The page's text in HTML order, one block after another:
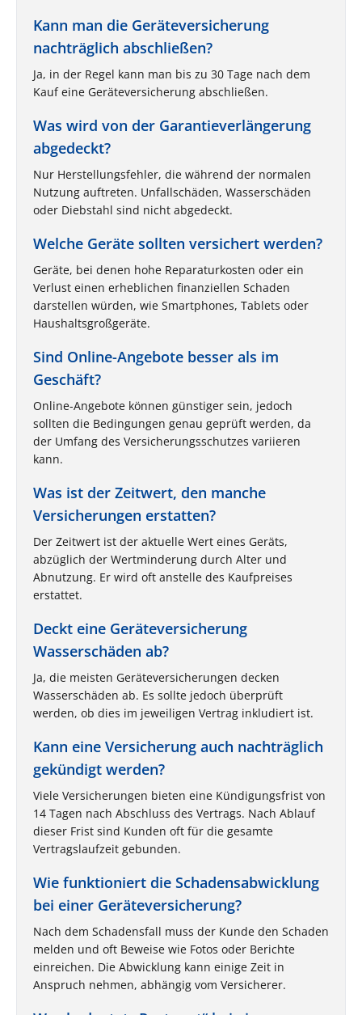
Kann man die Geräteversicherung
nachträglich abschließen?
Ja, in der Regel kann man bis zu 30 Tage nach dem
Kauf eine Geräteversicherung abschließen.
Was wird von der Garantieverlängerung
abgedeckt?
Nur Herstellungsfehler, die während der normalen
Nutzung auftreten. Unfallschäden, Wasserschäden
oder Diebstahl sind nicht abgedeckt.
Welche Geräte sollten versichert werden?
Geräte, bei denen hohe Reparaturkosten oder ein
Verlust einen erheblichen finanziellen Schaden
darstellen würden, wie Smartphones, Tablets oder
Haushaltsgroßgeräte.
Sind Online-Angebote besser als im
Geschäft?
Online-Angebote können günstiger sein, jedoch
sollten die Bedingungen genau geprüft werden, da
der Umfang des Versicherungsschutzes variieren
kann.
Was ist der Zeitwert, den manche
Versicherungen erstatten?
Der Zeitwert ist der aktuelle Wert eines Geräts,
abzüglich der Wertminderung durch Alter und
Abnutzung. Er wird oft anstelle des Kaufpreises
erstattet.
Deckt eine Geräteversicherung
Wasserschäden ab?
Ja, die meisten Geräteversicherungen decken
Wasserschäden ab. Es sollte jedoch überprüft
werden, ob dies im jeweiligen Vertrag inkludiert ist.
Kann eine Versicherung auch nachträglich
gekündigt werden?
Viele Versicherungen bieten eine Kündigungsfrist von
14 Tagen nach Abschluss des Vertrags. Nach Ablauf
dieser Frist sind Kunden oft für die gesamte
Vertragslaufzeit gebunden.
Wie funktioniert die Schadensabwicklung
bei einer Geräteversicherung?
Nach dem Schadensfall muss der Kunde den Schaden
melden und oft Beweise wie Fotos oder Berichte
einreichen. Die Abwicklung kann einige Zeit in
Anspruch nehmen, abhängig vom Versicherer.